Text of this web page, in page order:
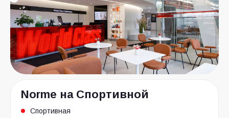
Norme на Спортивной
Спортивная